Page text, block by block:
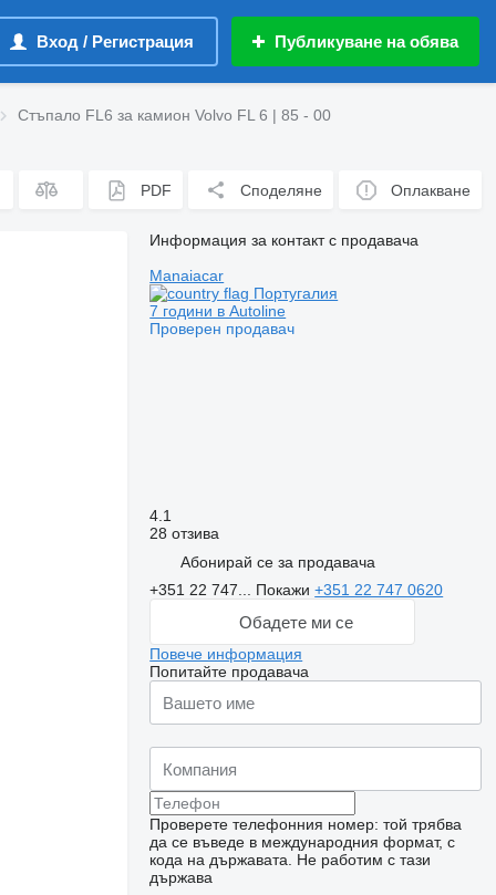
Вход / Регистрация Публикуване на обява
Стъпало FL6 за камион Volvo FL 6 | 85 - 00
PDF Споделяне Оплакване
Информация за контакт с продавача
Manaiacar
Португалия
7 години в Autoline
Проверен продавач
4.1
28 отзива
Абонирай се за продавача
+351 22 747... Покажи+351 22 747 0620
Обадете ми се
Повече информация
Попитайте продавача
Проверете телефонния номер: той трябва
да се въведе в международния формат, с
кода на държавата.
Не работим с тази
държава